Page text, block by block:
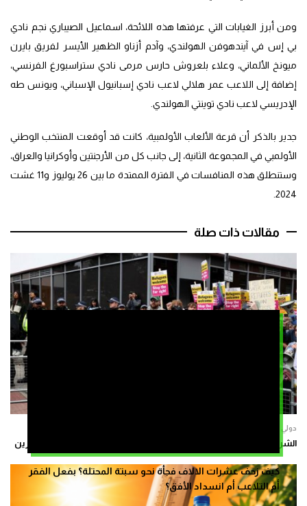
كيف زحف عشرات الالاف فجأة نحو سبتة المحتلة؟ بفعل الفقر
أم التلاعب أم انسداد الأفق؟
ومن أبرز الغيابات التي عرفتها هذه اللائحة، اسماعيل الصيباري نجم نادي
بي إس في آيندهوفن الهولندي، وآدم أزناو الظهير الأيسر لفريق بايرن
ميونخ الألماني، وعلاء بلعروش حارس مرمى نادي ستراسبورغ الفرنسي،
إضافة إلى اللاعب عمر هلالي لاعب نادي إسبانيول الإسباني، ويونس طه
الإدريسي لاعب نادي توينتي الهولندي.
جدير بالذكر أن قرعة الألعاب الأولمبية، كانت قد أوقعت المنتخب الوطني
الأولمبي في المجموعة الثانية، إلى جانب كل من الأرجنتين وأوكرانيا والعراق،
وستنطلق هذه المنافسات في الفترة الممتدة ما بين 26 يوليوز و11 غشت
2024.
مقالات ذات صلة
دولي
الشرطة البريطانية توقف خمسة أشخاص بعد احتجاجات مناهضة للمهاجرين